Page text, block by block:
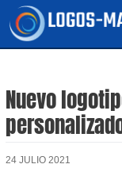
Nuevo
24 JULIO 2021